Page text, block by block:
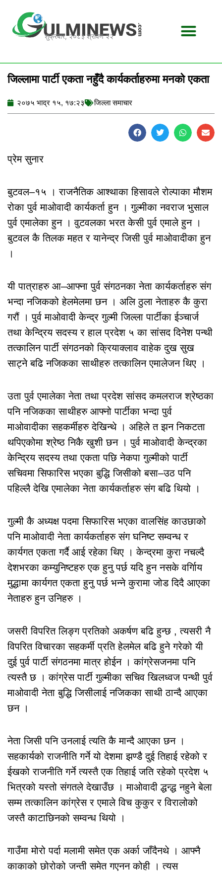
content
शुक्रबार, २०८३ श्रावण २२
जिल्लामा पार्टी एकता नहुँदै कार्यकर्ताहरुमा मनको एकता
२०७५ भाद्र १५, १७:२३ जिल्ला समाचार
प्रेम सुनार
बुटवल–१५ । राजनैतिक आश्थाका हिसावले रोल्पाका मौशम
रोका पुर्व माओवादी कार्यकर्ता हुन । गुल्मीका नवराज भुसाल
पुर्व एमालेका हुन । वुटवलका भरत केसी पुर्व एमाले हुन ।
बुटवल कै तिलक महत र यानेन्द्र जिसी पुर्व माओवादीका हुन
।
यी पात्राहरु आ–आफ्ना पुर्व संगठनका नेता कार्यकर्ताहरु संग
भन्दा नजिकको हेलमेलमा छन । अलि ठुला नेताहरु कै कुरा
गरौं । पुर्व माओवादी केन्द्र गुल्मी जिल्ला पार्टीका ईञ्चार्ज
तथा केन्द्रिय सदस्य र हाल प्रदेश ५ का सांसद दिनेश पन्थी
तत्कालिन पार्टी संगठनको क्रियाक्लाव वाहेक दुख सुख
साट्ने बढि नजिकका साथीहरु तत्कालिन एमालेजन थिए ।
उता पुर्व एमालेका नेता तथा प्रदेश सांसद कमलराज श्रेष्ठका
पनि नजिकका साथीहरु आफ्नो पार्टीका भन्दा पुर्व
माओवादीका सहकर्मीहरु देखिन्थे । अहिले त झन निकटता
थपिएकोमा श्रेष्ठ निकै खुशी छन । पुर्व माओवादी केन्द्रका
केन्द्रिय सदस्य तथा एकता पछि नेकपा गुल्मीको पार्टी
सचिवमा सिफारिस भएका बुद्धि जिसीको बसा–उठ पनि
पहिल्लै देखि एमालेका नेता कार्यकर्ताहरु संग बढि थियो ।
गुल्मी कै अध्यक्ष पदमा सिफारिस भएका वालसिंह काउछाको
पनि माओवादी नेता कार्यकर्ताहरु संग घनिष्ट सम्वन्ध र
कार्यगत एकता गर्दै आई रहेका थिए । केन्द्रमा कुरा नचल्दै
देशभरका कम्युनिष्टहरु एक हुनु पर्छ यदि हुन नसके वर्गिाय
मुद्धामा कार्यगत एकता हुनु पर्छ भन्ने कुरामा जोड दिदै आएका
नेताहरु हुन उनिहरु ।
जसरी विपरित लिङ्ग प्रतिको अकर्षण बढि हुन्छ , त्यसरी नै
विपरित विचारका सहकर्मी प्रति हेलमेल बढि हुने गरेको यी
दुई पुर्व पार्टी संगठनमा मात्र होईन । कांग्रेसजनमा पनि
त्यस्तै छ । कांग्रेस पार्टी गुल्मीका सचिव खिलध्वज पन्थी पुर्व
माओवादी नेता बुद्धि जिसीलाई नजिकका साथी ठान्दै आएका
छन ।
नेता जिसी पनि उनलाई त्यति कै मान्दै आएका छन ।
सहकार्यको राजनीति गर्ने यो देशमा झण्डै दुई तिहाई रहेको र
ईखको राजनीति गर्ने त्यस्तै एक तिहाई जति रहेको प्रदेश ५
भित्रको यस्तो संगतले देखाउँछ । माओवादी द्धन्द्ध नहुने बेला
सम्म तत्कालिन कांग्रेस र एमाले विच कुकुर र विरालोको
जस्तै काटाछिनको सम्वन्ध थियो ।
गाउँमा मोरो पर्दा मलामी समेत एक अर्का जाँदैनथे । आफ्नै
काकाको छोरोको जन्ती समेत गएनन कोही । त्यस